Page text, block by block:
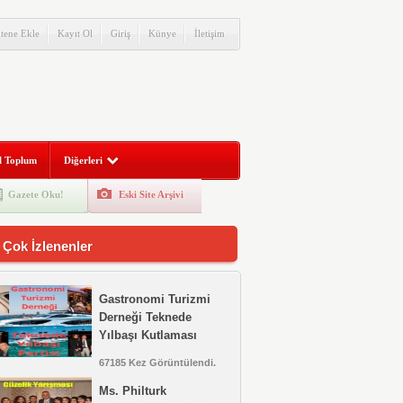
Ekle Kayıt Ol Giriş Künye İletişim
Toplum Diğerleri
Gazete Oku! Eski Site Arşivi
Çok İzlenenler
Gastronomi Turizmi
Derneği Teknede
Yılbaşı Kutlaması
67185 Kez Görüntülendi.
Ms. Philturk